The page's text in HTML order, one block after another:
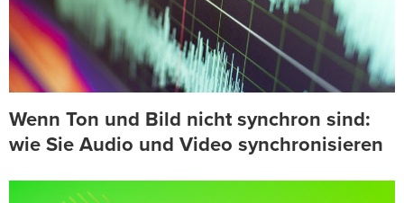
Wenn Ton und Bild nicht synchron sind:
wie Sie Audio und Video synchronisieren